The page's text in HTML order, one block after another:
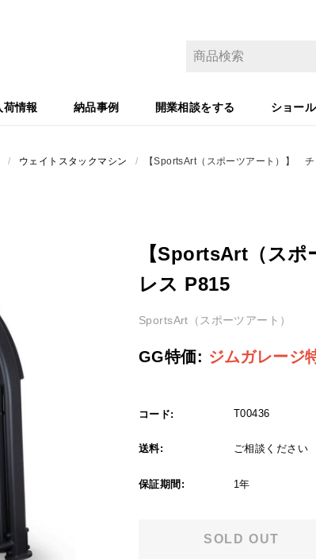
荷情報 納品事例 開業相談をする ショー
/ ウェイトスタックマシン / 【SportsArt（スポーツアート）】
【SportsArt（ス
レス P815
SportsArt（スポーツアート）
GG特価: ジムガレージ
コード: T00436
送料: ご相談ください
保証期間: 1年
SOLD OUT